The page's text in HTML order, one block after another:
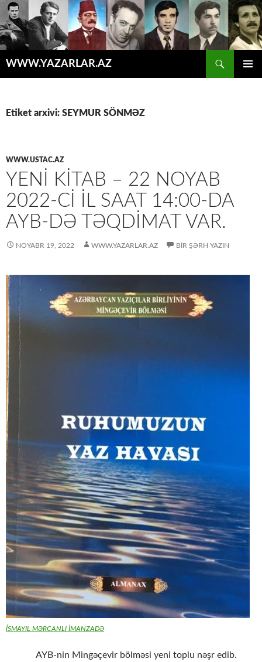
WWW.YAZARLAR.AZ
Etiket arxivi: SEYMUR SÖNMƏZ
WWW.USTAC.AZ
YENİ KİTAB – 22 NOYAB
2022-CI IL SAAT 14:00-DA
AYB-DƏ TƏQDIMAT VAR.
NOYABR 19, 2022 WWW.YAZARLAR.AZ BIR ŞƏRH YAZIN
İSMAYIL MƏRCANLI İMANZADƏ
AYB-nin Mingəçevir bölməsi yeni toplu nəşr edib.